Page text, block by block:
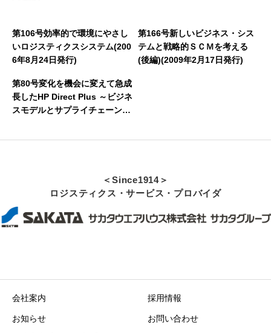
第106号効率的で環境にやさし
いロジスティクスシステム(200
6年8月24日発行)
第166号新しいビジネス・シス
テムと戦略的ＳＣＭを考える
(後編)(2009年2月17日発行)
第80号変化を機会に変えて急成
長したHP Direct Plus ～ビジネ
スモデルとサプライチェーンの
＜Since1914＞
ロジスティクス・サービス・プロバイダ
会社案内
お知らせ
採用情報
お問い合わせ